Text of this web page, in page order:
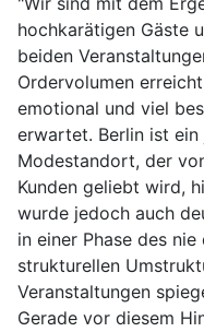
hochkarätigen Gäste
beiden
Ordervolumen
emotional und viel
erwartet. Berlin ist ein
Modestandort, der
Kunden geliebt wird,
wurde jedoch auch
in einer Phase des
strukturellen
Veranstaltungen
Gerade vor diesem